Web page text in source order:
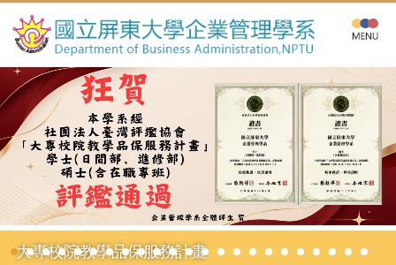
到
主
要
內
容
區
大專校院教學品保服務計畫